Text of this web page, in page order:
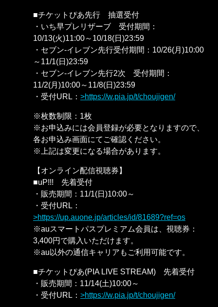
■チケットぴあ先行 抽選受付
・いち早プレリザーブ 受付期間：
10/13(火)11:00～10/18(日)23:59
・セブン-イレブン先行受付期間：10/26(月)10:00
～11/1(日)23:59
・セブン-イレブン先行2次 受付期間：
11/2(月)10:00～11/8(日)23:59
・受付URL：
https://w.pia.jp/t/choujigen/
※枚数制限：1枚
※お申込みには会員登録が必要となりますので、
各お申込み画面にてご確認ください。
※上記は変更になる場合があります。
【オンライン配信視聴券】
■uP!!! 先着受付
・販売期間：11/1(日)10:00～
・受付URL：
https://up.auone.jp/articles/id/81689?ref=os
※auスマートパスプレミアム会員は、視聴券：
3,400円で購入いただけます。
※au以外の通信キャリアもご利用可能です。
■チケットぴあ(PIA LIVE STREAM) 先着受付
・販売期間：11/14(土)10:00～
・受付URL：
https://w.pia.jp/t/choujigen/